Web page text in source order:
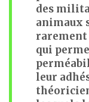
des
animaux
rarement
qui
leur